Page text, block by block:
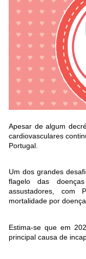
Apesar de algum
cardiovasculares
Portugal.
Um dos grandes
flagelo das
assustadores,
mortalidade por
Estima-se que em
principal causa de